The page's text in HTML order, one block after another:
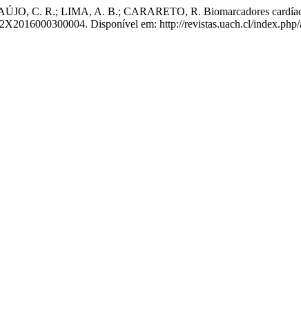
C. R.; LIMA, A. B.; CARARETO, R. Biomarcadores
Disponível em: http://revistas.uach.cl/